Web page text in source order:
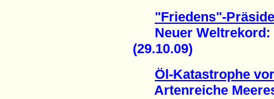
"Friedens"-
Neuer Weltrekord:
(29.10.09)
Öl-Katastrophe
Artenreiche